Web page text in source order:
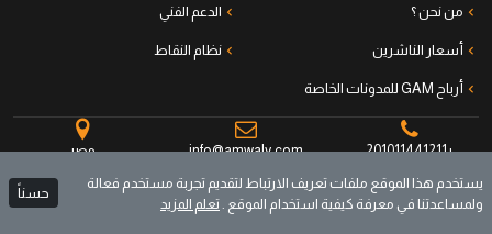
من نحن ؟ الدعم الفني
أسعار الناشرين نظام النقاط
أرباح GAM للمدونات الخاصة
+201011441211
info@amwaly.com مصر
جميع الحقوق محفوظة © أموالي منصة الناشرين
يستخدم هذا الموقع ملفات تعريف الارتباط لتقديم تجربة مستخدم فعالة
ولمساعدتنا في معرفة كيفية استخدام الموقع . تعلم المزيد
حسناً